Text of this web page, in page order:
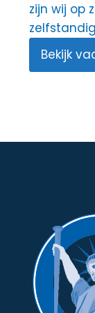
zijn wij op
Bekijk